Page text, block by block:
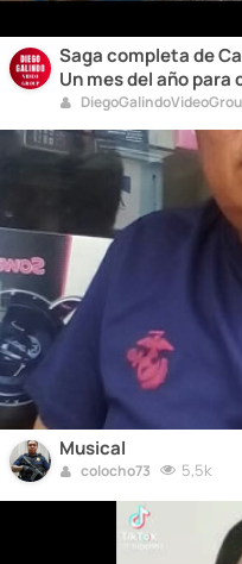
Saga completa de
Un mes del año para
Musical
colocho73 5,5k